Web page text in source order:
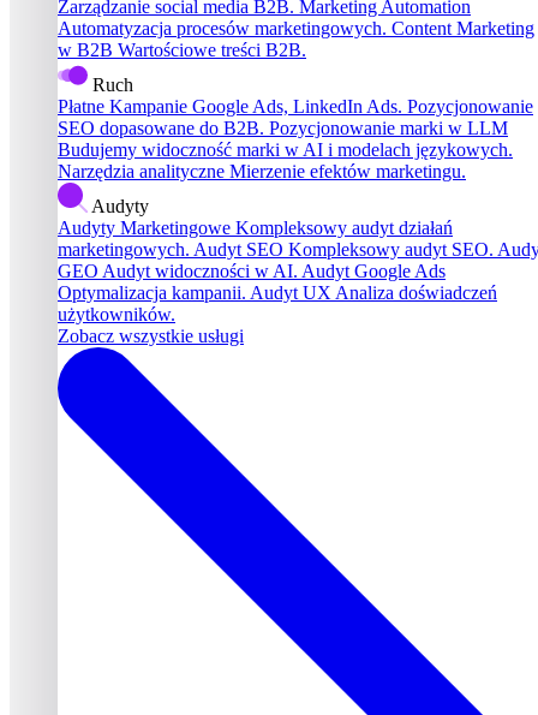
Zarządzanie social media B2B. Marketing Automation
Automatyzacja procesów marketingowych. Content Marketing
w B2B Wartościowe treści B2B.
Ruch
Płatne Kampanie Google Ads, LinkedIn Ads. Pozycjonowanie
SEO dopasowane do B2B. Pozycjonowanie marki w LLM
Budujemy widoczność marki w AI i modelach językowych.
Narzędzia analityczne Mierzenie efektów marketingu.
Audyty
Audyty Marketingowe Kompleksowy audyt działań
marketingowych. Audyt SEO Kompleksowy audyt SEO.
GEO Audyt widoczności w AI. Audyt Google Ads
Optymalizacja kampanii. Audyt UX Analiza doświadczeń
użytkowników.
Zobacz wszystkie usługi